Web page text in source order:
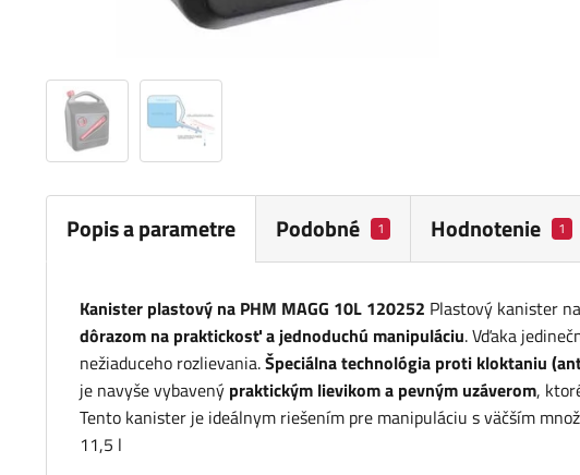
Popis a parametre Podobné 1 Hodnotenie 1
Kanister plastový na PHM MAGG 10L 120252 Plastový kanister
dôrazom na praktickosť a jednoduchú manipuláciu. Vďaka
nežiaduceho rozlievania.Špeciálna technológia proti kloktaniu
je navyše vybavený praktickým lievikom a pevným uzáverom,
Tento kanister je ideálnym riešením pre manipuláciu s väčším
11,5 l